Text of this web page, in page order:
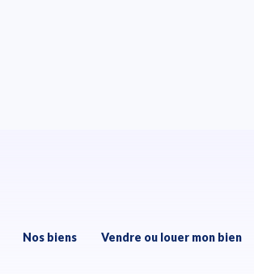
Nos biens Vendre ou louer mon bien